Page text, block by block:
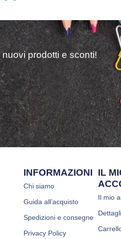
prodotti e sconti!
INFORMAZIONI
Chi siamo
Guida all’acquisto
Spedizioni e consegne
Privacy Policy
IL
Il mio